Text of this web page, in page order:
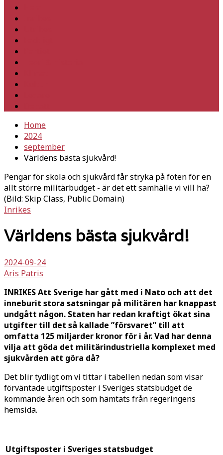
Home
2024
september
Världens bästa sjukvård!
Pengar för skola och sjukvård får stryka på foten för en
allt större militärbudget - är det ett samhälle vi vill ha?
(Bild: Skip Class, Public Domain)
Inrikes
Världens bästa sjukvård!
2024-09-24
Aris Patris
INRIKES Att Sverige har gått med i Nato och att det
inneburit stora satsningar på militären har knappast
undgått någon. Staten har redan kraftigt ökat sina
utgifter till det så kallade ”försvaret” till att
omfatta 125 miljarder kronor för i år. Vad har denna
vilja att göda det militärindustriella komplexet med
sjukvården att göra då?
Det blir tydligt om vi tittar i tabellen nedan som visar
förväntade utgiftsposter i Sveriges statsbudget de
kommande åren och som hämtats från regeringens
hemsida.
Utgiftsposter i Sveriges statsbudget